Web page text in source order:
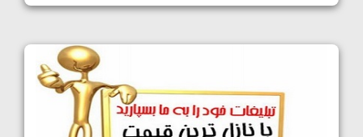
1405/05/11
کشتی آزاد نوجوانان جهان؛ رقبای نمایندگان
ایران مشخص شدند